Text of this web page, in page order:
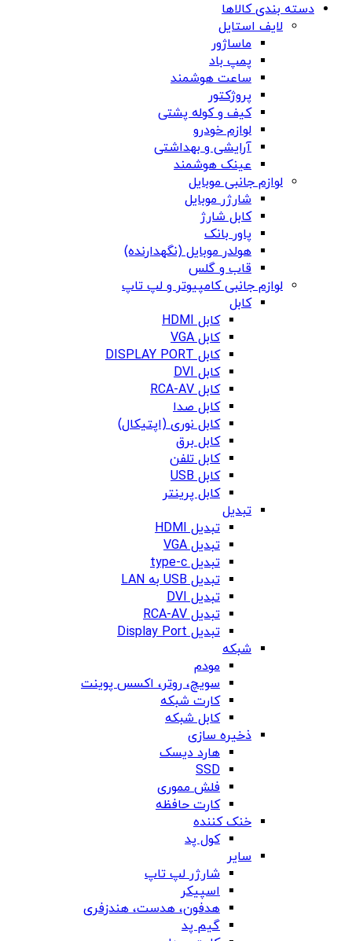
دسته بندی کالاها
لایف استایل
ماساژور
پمپ باد
ساعت هوشمند
پروژکتور
کیف و کوله پشتی
لوازم خودرو
آرایشی و بهداشتی
عینک هوشمند
لوازم جانبی موبایل
شارژر موبایل
کابل شارژ
پاور بانک
هولدر موبایل (نگهدارنده)
قاب و گلس
لوازم جانبی کامپیوتر و لپ تاپ
کابل
کابل HDMI
کابل VGA
کابل DISPLAY PORT
کابل DVI
کابل RCA-AV
کابل صدا
کابل نوری (اپتیکال)
کابل برق
کابل تلفن
کابل USB
کابل پرینتر
تبدیل
تبدیل HDMI
تبدیل VGA
تبدیل type-c
تبدیل USB به LAN
تبدیل DVI
تبدیل RCA-AV
تبدیل Display Port
شبکه
مودم
سویچ، روتر، اکسس پوینت
کارت شبکه
کابل شبکه
ذخیره سازی
هارد دیسک
SSD
فلش مموری
کارت حافظه
خنک کننده
کول پد
سایر
شارژر لپ تاپ
اسپیکر
هدفون، هدست، هندزفری
گیم پد